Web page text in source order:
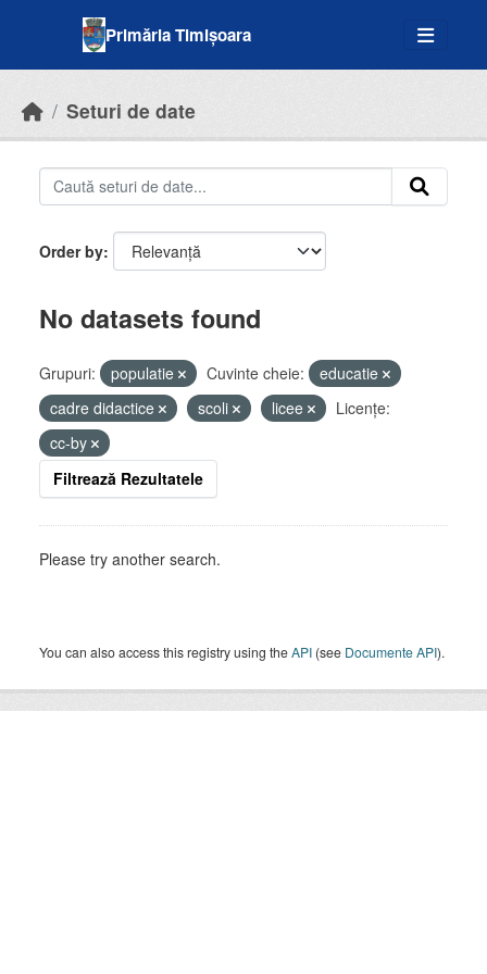
Primăria Timișoara
Seturi de date
Order by
No datasets found
Grupuri: populatie Cuvinte cheie:
educatie
cadre didactice
scoli licee
Licenţe:
cc-by
Filtrează Rezultatele
Please try another search.
You can also access this registry using theAPI (see Documente API).